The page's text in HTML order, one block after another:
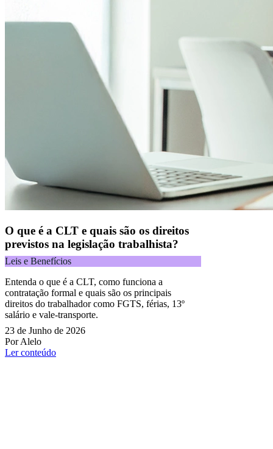
O que é a CLT e quais são os direitos
previstos na legislação trabalhista?
Leis e Benefícios
Entenda o que é a CLT, como funciona a
contratação formal e quais são os principais
direitos do trabalhador como FGTS, férias, 13º
salário e vale-transporte.
23 de Junho de 2026
Por Alelo
Ler conteúdo